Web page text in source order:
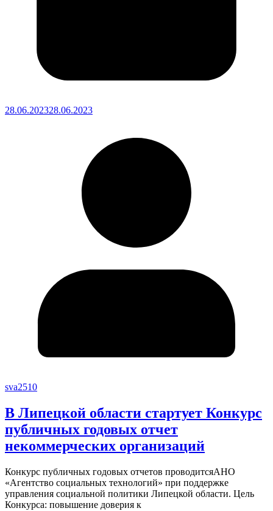
28.06.202328.06.2023
sva2510
В Липецкой области стартует Конкурс
публичных годовых отчет
некоммерческих организаций
Конкурс публичных годовых отчетов проводитсяАНО
«Агентство социальных технологий» при поддержке
управления социальной политики Липецкой области. Цель
Конкурса: повышение доверия к